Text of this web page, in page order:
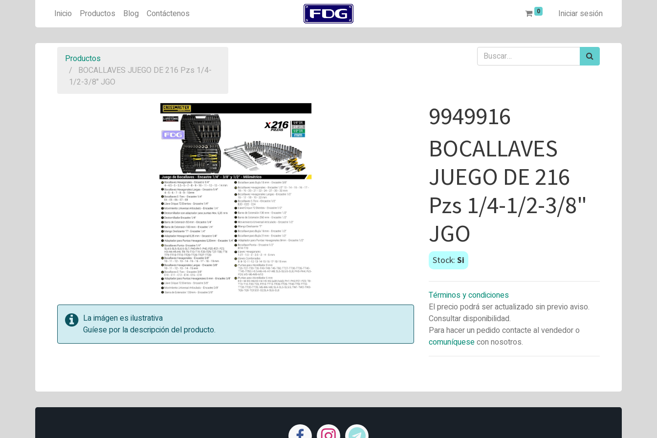
Inicio Productos Blog Contáctenos 0 Iniciar sesión
Productos
BOCALLAVES JUEGO DE 216 Pzs 1/4-
1/2-3/8" JGO
La imágen es ilustrativa
Guíese por la descripción del producto.
9949916
BOCALLAVES
JUEGO DE 216
Pzs 1/4-1/2-3/8"
JGO
Stock: Si
Términos y condiciones
El precio podrá ser actualizado sin previo aviso.
Consultar disponibilidad.
Para hacer un pedido contacte al vendedor o
comuníquesecon nosotros.